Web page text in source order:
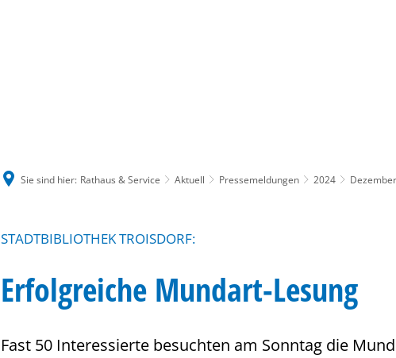
Sie sind hier: Rathaus & Service Aktuell Pressemeldungen 2024 Dezember
STADTBIBLIOTHEK TROISDORF:
Erfolgreiche Mundart-Lesung
Fast 50 Interessierte besuchten am Sonntag die